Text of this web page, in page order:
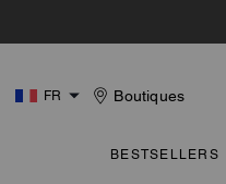
FR Boutiques
BESTSELLERS